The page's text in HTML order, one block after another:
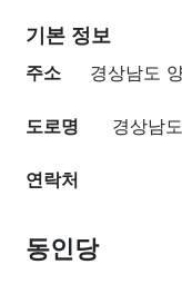
기본 정보
주소
경상남도
도로명 경상남
연락처
동인당